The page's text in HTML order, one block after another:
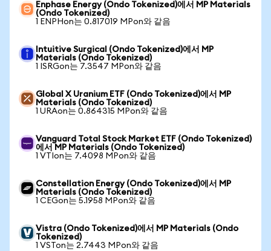
Enphase Energy (Ondo Tokenized)에서 MP Materials
(Ondo Tokenized)
1 ENPHon는 0.817019 MPon와 같음
Intuitive Surgical (Ondo Tokenized)에서 MP
Materials (Ondo Tokenized)
1 ISRGon는 7.3547 MPon와 같음
Global X Uranium ETF (Ondo Tokenized)에서 MP
Materials (Ondo Tokenized)
1 URAon는 0.864315 MPon와 같음
Vanguard Total Stock Market ETF (Ondo Tokenized)
에서 MP Materials (Ondo Tokenized)
1 VTIon는 7.4098 MPon와 같음
Constellation Energy (Ondo Tokenized)에서 MP
Materials (Ondo Tokenized)
1 CEGon는 5.1958 MPon와 같음
Vistra (Ondo Tokenized)에서 MP Materials (Ondo
Tokenized)
1 VSTon는 2.7443 MPon와 같음